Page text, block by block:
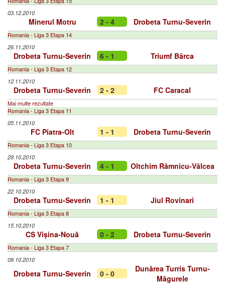
03.12.2010
Minerul Motru 2 - 4 Drobeta Turnu-Severin
Romania - Liga 3 Etapa 14
26.11.2010
Drobeta Turnu-Severin 6 - 1 Triumf Bârca
Romania - Liga 3 Etapa 12
12.11.2010
Drobeta Turnu-Severin 2 - 2 FC Caracal
Mai multe rezultate
Romania - Liga 3 Etapa 11
05.11.2010
FC Piatra-Olt 1 - 1 Drobeta Turnu-Severin
Romania - Liga 3 Etapa 10
29.10.2010
Drobeta Turnu-Severin 4 - 1 Oltchim Râmnicu-Vâlcea
Romania - Liga 3 Etapa 9
22.10.2010
Drobeta Turnu-Severin 1 - 1 Jiul Rovinari
Romania - Liga 3 Etapa 8
15.10.2010
CS Vișina-Nouă 0 - 2 Drobeta Turnu-Severin
Romania - Liga 3 Etapa 7
08.10.2010
Drobeta Turnu-Severin 0 - 0
Dunărea Turris Turnu-
Măgurele